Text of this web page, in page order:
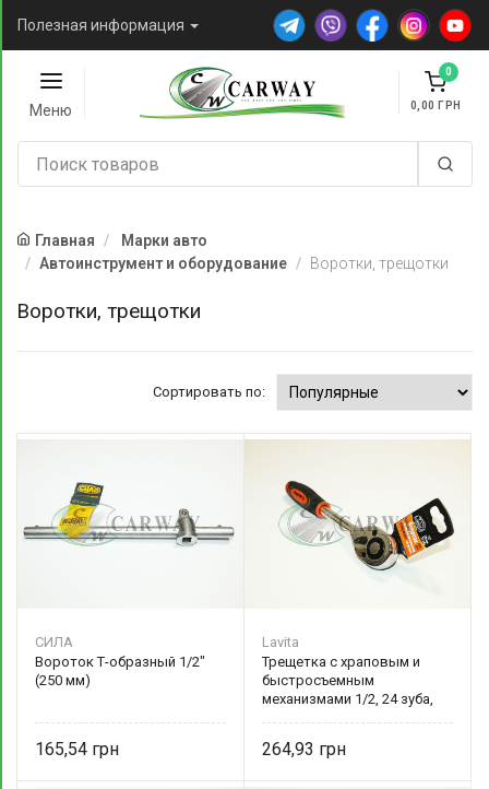
Полезная информация
Меню
0
0,00
Главная
Марки авто
Автоинструмент и оборудование
Воротки, трещотки
Воротки, трещотки
Сортировать по:
СИЛА
Вороток Т-образный 1/2"
(250 мм)
165,54
Lavita
Трещетка с храповым и
быстросъемным
механизмами 1/2, 24 зуба,
264,93